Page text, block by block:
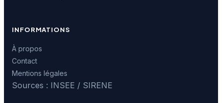
INFORMATIONS
À propos
Contact
Mentions légales
Sources : INSEE / SIRENE